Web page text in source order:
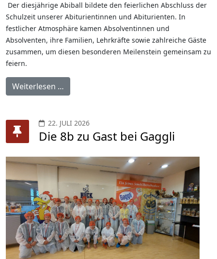
Der diesjährige Abiball bildete den feierlichen Abschluss der
Schulzeit unserer Abiturientinnen und Abiturienten. In
festlicher Atmosphäre kamen Absolventinnen und
Absolventen, ihre Familien, Lehrkräfte sowie zahlreiche Gäste
zusammen, um diesen besonderen Meilenstein gemeinsam zu
feiern.
Weiterlesen …
22. JULI 2026
Die 8b zu Gast bei Gaggli